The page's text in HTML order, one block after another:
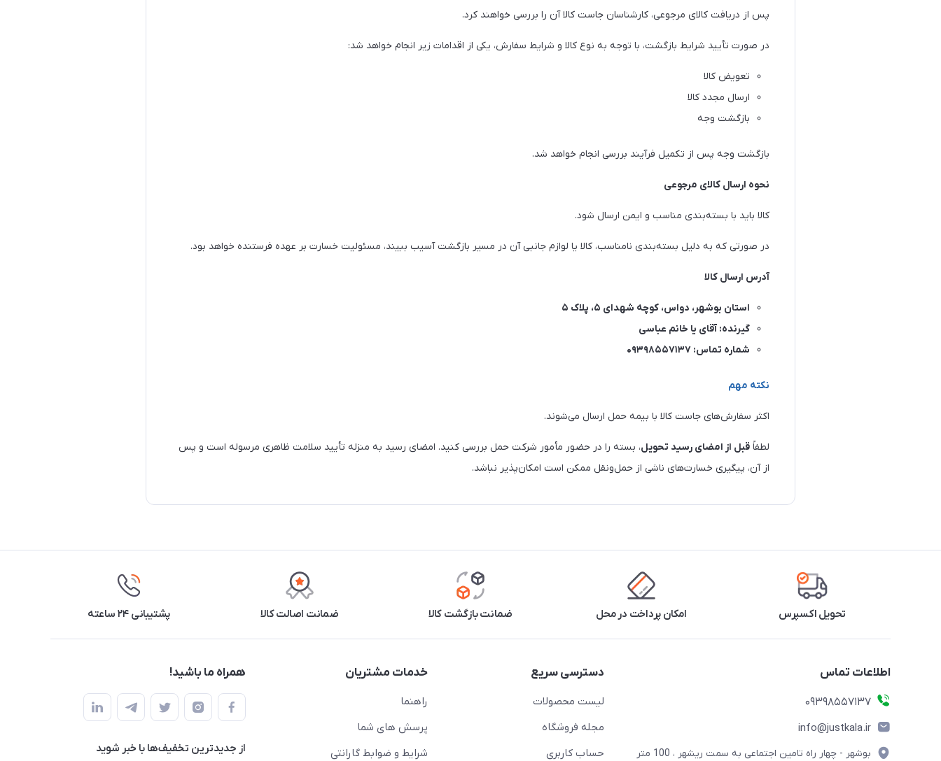
پس از دریافت کالای مرجوعی، کارشناسان جاست کالا آن را بررسی خواهند کرد.
در صورت تأیید شرایط بازگشت، با توجه به نوع کالا و شرایط سفارش، یکی از اقدامات زیر انجام خواهد شد:
تعویض کالا
ارسال مجدد کالا
بازگشت وجه
بازگشت وجه پس از تکمیل فرآیند بررسی انجام خواهد شد.
نحوه ارسال کالای مرجوعی
کالا باید با بسته‌بندی مناسب و ایمن ارسال شود.
در صورتی که به دلیل بسته‌بندی نامناسب، کالا یا لوازم جانبی آن در مسیر بازگشت آسیب ببیند، مسئولیت خسارت بر عهده فرستنده خواهد بود.
آدرس ارسال کالا
استان بوشهر، دواس، کوچه شهدای ۵، پلاک ۵
گیرنده: آقای یا خانم عباسی
شماره تماس: ۰۹۳۹۸۵۵۷۱۳۷
نکته مهم
اکثر سفارش‌های جاست کالا با بیمه حمل ارسال می‌شوند.
لطفاً قبل از امضای رسید تحویل، بسته را در حضور مأمور شرکت حمل بررسی کنید. امضای رسید به منزله تأیید سلامت ظاهری مرسوله است و پس
از آن، پیگیری خسارت‌های ناشی از حمل‌ونقل ممکن است امکان‌پذیر نباشد.
تحویل اکسپرس امکان پرداخت در محل ضمانت بازگشت کالا ضمانت اصالت کالا پشتیبانی ۲۴ ساعته
اطلاعات تماس
09398557137
info@justkala.ir
بوشهر - چهار راه تامین اجتماعی به سمت ریشهر ، 100 متر
دسترسی سریع
لیست محصولات
مجله فروشگاه
حساب کاربری
خدمات مشتریان
راهنما
پرسش های شما
شرایط و ضوابط گارانتی
همراه ما باشید!
از جدید‌ترین تخفیف‌ها با‌ خبر شوید